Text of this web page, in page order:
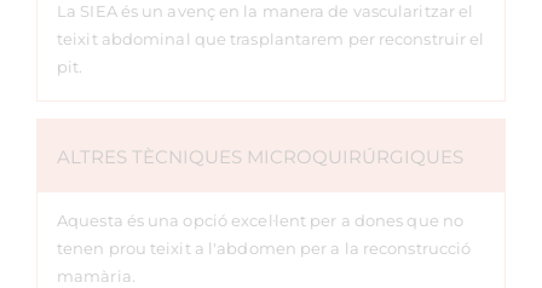
La SIEA és un avenç en la manera de vascularitzar el
teixit abdominal que trasplantarem per reconstruir el
pit.
ALTRES TÈCNIQUES MICROQUIRÚRGIQUES
Aquesta és una opció excel·lent per a dones que no
tenen prou teixit a l'abdomen per a la reconstrucció
mamària.